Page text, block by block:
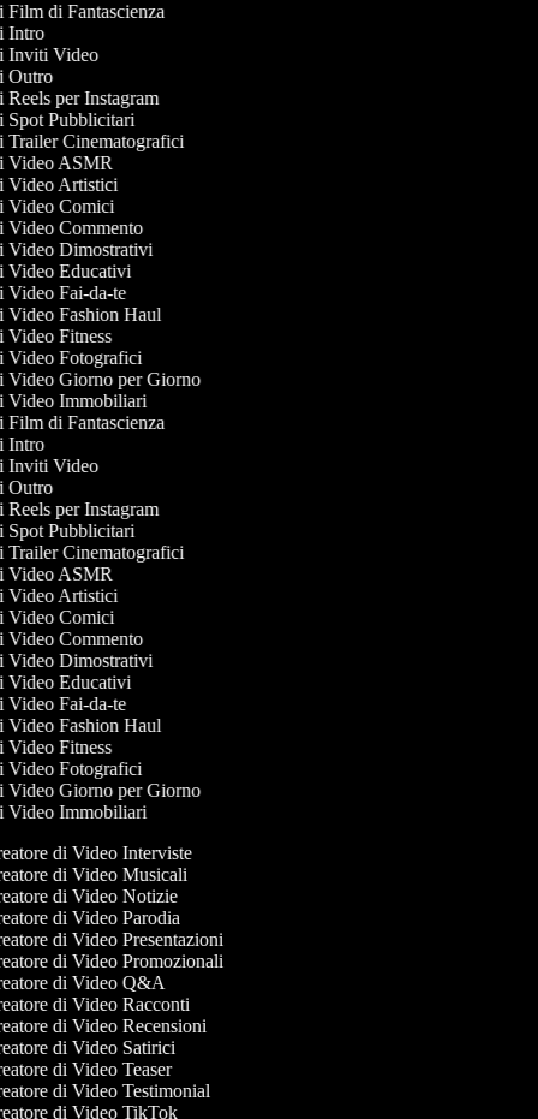
Film di Fantascienza
Intro
Inviti Video
Outro
Reels per Instagram
Spot Pubblicitari
Trailer Cinematografici
Video ASMR
Video Artistici
Video Comici
Video Commento
Video Dimostrativi
Video Educativi
Video Fai-da-te
Video Fashion Haul
Video Fitness
Video Fotografici
Video Giorno per Giorno
Video Immobiliari
Film di Fantascienza
Intro
Inviti Video
Outro
Reels per Instagram
Spot Pubblicitari
Trailer Cinematografici
Video ASMR
Video Artistici
Video Comici
Video Commento
Video Dimostrativi
Video Educativi
Video Fai-da-te
Video Fashion Haul
Video Fitness
Video Fotografici
Video Giorno per Giorno
Video Immobiliari
di Video Interviste
di Video Musicali
di Video Notizie
di Video Parodia
di Video Presentazioni
di Video Promozionali
di Video Q&A
di Video Racconti
di Video Recensioni
di Video Satirici
di Video Teaser
di Video Testimonial
di Video TikTok